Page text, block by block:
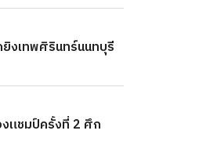
ยิงเทพศิรินทร์นนทบุรี
แชมป์ครั้งที่ 2 ศึก